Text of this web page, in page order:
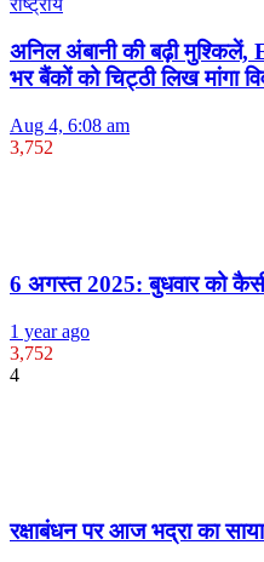
राष्ट्रीय
अनिल अंबानी की बढ़ी मुश्किलें,
भर बैंकों को चिट्ठी लिख मांगा
Aug 4, 6:08 am
3,752
6 अगस्त 2025: बुधवार को
1 year ago
3,752
4
रक्षाबंधन पर आज भद्रा का